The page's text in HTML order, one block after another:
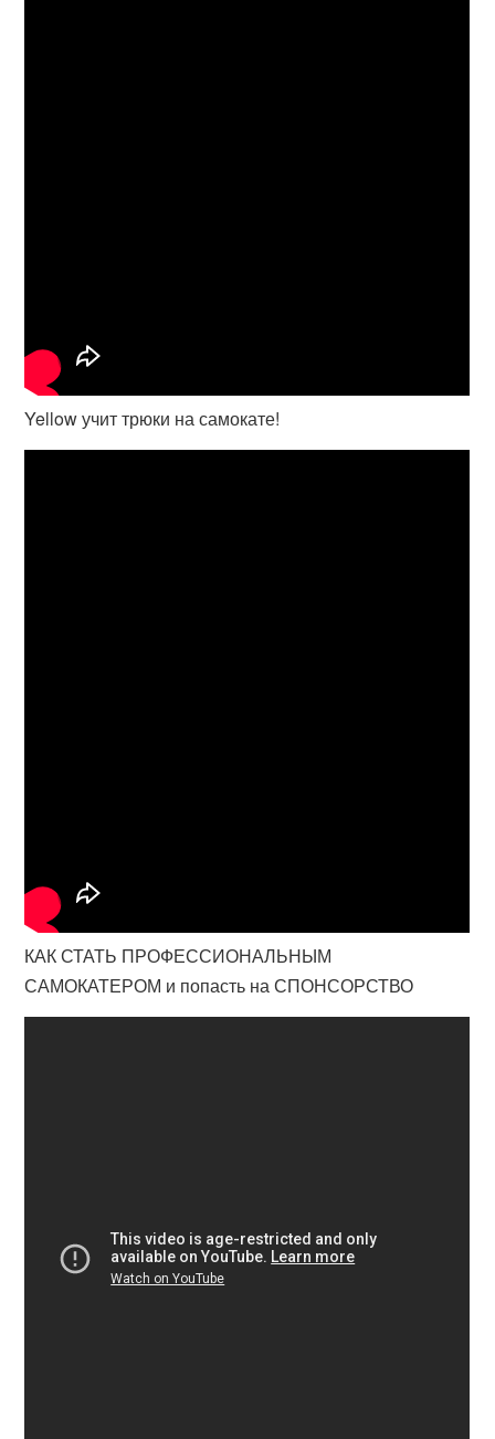
Yellow учит трюки на самокате!
КАК СТАТЬ ПРОФЕССИОНАЛЬНЫМ
САМОКАТЕРОМ и попасть на СПОНСОРСТВО